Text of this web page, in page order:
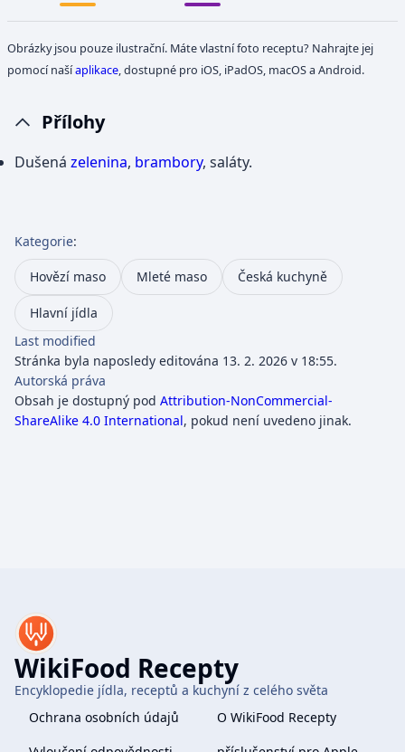
Obrázky jsou pouze ilustrační. Máte vlastní foto receptu? Nahrajte jej
pomocí našíaplikace , dostupné pro iOS, iPadOS, macOS a Android.
Přílohy
Dušená zelenina, brambory, saláty.
Kategorie:
Hovězí maso Mleté maso Česká kuchyně
Hlavní jídla
Last modified
Stránka byla naposledy editována 13. 2. 2026 v 18:55.
Autorská práva
Obsah je dostupný pod Attribution-NonCommercial-
ShareAlike 4.0 International, pokud není uvedeno jinak.
WikiFood Recepty
Encyklopedie jídla, receptů a kuchyní z celého světa
Ochrana osobních údajů
O WikiFood Recepty